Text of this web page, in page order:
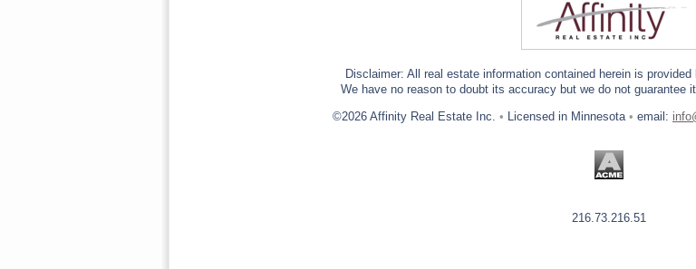
Disclaimer: All real estate information contained herein is
We have no reason to doubt its accuracy but we do not guarantee
©2026 Affinity Real Estate Inc. • Licensed in Minnesota • email:
216.73.216.51